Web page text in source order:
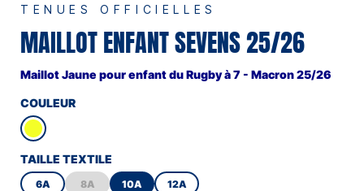
TENUES OFFICIELLES
MAILLOT ENFANT SEVENS 25/26
Maillot Jaune pour enfant du Rugby à 7 - Macron 25/26
COULEUR
TAILLE TEXTILE
6A 8A 10A
12A